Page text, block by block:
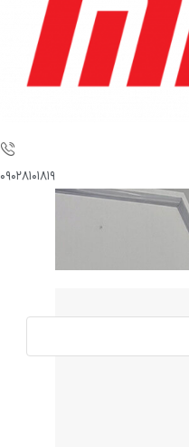
۰۹۰۲۸۱۰۱۸۱۹